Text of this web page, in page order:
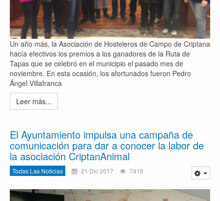
Un año más, la Asociación de Hosteleros de Campo de Criptana
hacía efectivos los premios a los ganadores de la Ruta de
Tapas que se celebró en el municipio el pasado mes de
noviembre. En esta ocasión, los afortunados fueron Pedro
Ángel Villafranca
Leer más...
El Ayuntamiento impulsa una campaña de
comunicación para dar a conocer la labor de
la asociación CriptanAnimal
Todas Las Noticias 21 Dic 2017 7418